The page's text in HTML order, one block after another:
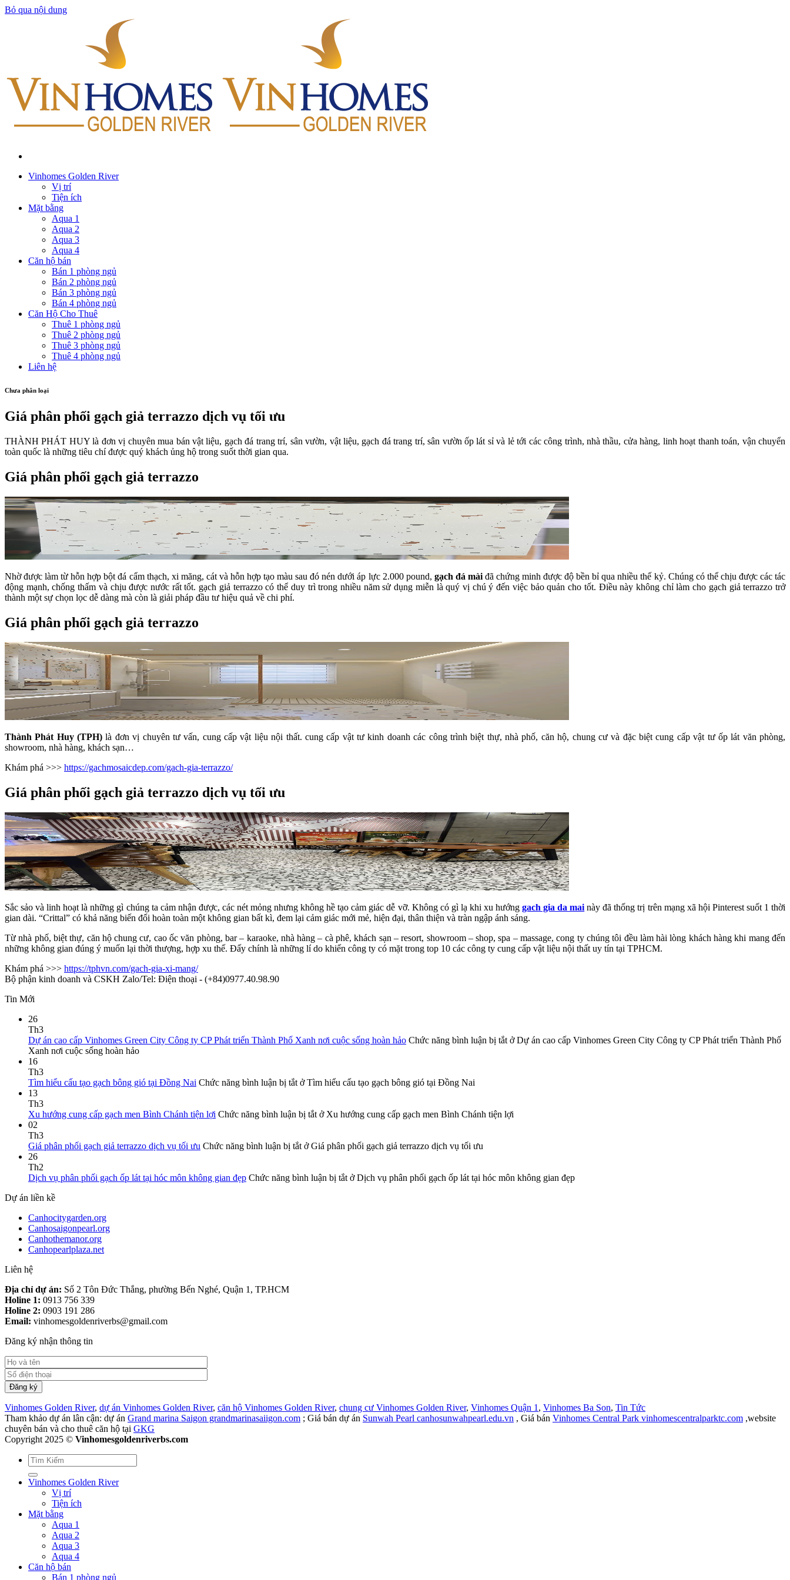
Bỏ qua nội dung
Vinhomes Golden River
Vị trí
Tiện ích
Mặt bằng
Aqua 1
Aqua 2
Aqua 3
Aqua 4
Căn hộ bán
Bán 1 phòng ngủ
Bán 2 phòng ngủ
Bán 3 phòng ngủ
Bán 4 phòng ngủ
Căn Hộ Cho Thuê
Thuê 1 phòng ngủ
Thuê 2 phòng ngủ
Thuê 3 phòng ngủ
Thuê 4 phòng ngủ
Liên hệ
Chưa phân loại
Giá phân phối gạch giả terrazzo dịch vụ tối ưu
THÀNH PHÁT HUY là đơn vị chuyên mua bán vật liệu, gạch đá trang trí, sân vườn, vật liệu, gạch đá trang trí, sân vườn ốp lát sỉ và lẻ tới các công trình, nhà thầu, cửa hàng, linh hoạt thanh toán, vận chuyển
toàn quốc là những tiêu chí được quý khách ủng hộ trong suốt thời gian qua.
Giá phân phối gạch giả terrazzo
Nhờ được làm từ hỗn hợp bột đá cẩm thạch, xi măng, cát và hỗn hợp tạo màu sau đó nén dưới áp lực 2.000 pound, gạch đá màiđã chứng minh được độ bền bỉ qua nhiều thế kỷ. Chúng có thể chịu được các tác
động mạnh, chống thấm và chịu được nước rất tốt. gạch giả terrazzo có thể duy trì trong nhiều năm sử dụng miễn là quý vị chú ý đến việc bảo quản cho tốt. Điều này không chỉ làm cho gạch giả terrazzo trở
thành một sự chọn lọc dễ dàng mà còn là giải pháp đầu tư hiệu quả về chi phí.
Giá phân phối gạch giả terrazzo
Thành Phát Huy (TPH) là đơn vị chuyên tư vấn, cung cấp vật liệu nội thất. cung cấp vật tư kinh doanh các công trình biệt thự, nhà phố, căn hộ, chung cư và đặc biệt cung cấp vật tư ốp lát văn phòng,
showroom, nhà hàng, khách sạn…
Khám phá >>> https://gachmosaicdep.com/gach-gia-terrazzo/
Giá phân phối gạch giả terrazzo dịch vụ tối ưu
Sắc sảo và linh hoạt là những gì chúng ta cảm nhận được, các nét mỏng nhưng không hề tạo cảm giác dễ vỡ. Không có gì lạ khi xu hướnggach gia da mai này đã thống trị trên mạng xã hội Pinterest suốt 1 thời
gian dài. “Crittal” có khả năng biến đổi hoàn toàn một không gian bất kì, đem lại cảm giác mới mẻ, hiện đại, thân thiện và tràn ngập ánh sáng.
Từ nhà phố, biệt thự, căn hộ chung cư, cao ốc văn phòng, bar – karaoke, nhà hàng – cà phê, khách sạn – resort, showroom – shop, spa – massage, cong ty chúng tôi đều làm hài lòng khách hàng khi mang đến
những không gian đúng ý muốn lại thời thượng, hợp xu thế. Đấy chính là những lí do khiến công ty có mặt trong top 10 các công ty cung cấp vật liệu nội thất uy tín tại TPHCM.
Khám phá >>> https://tphvn.com/gach-gia-xi-mang/
Bộ phận kinh doanh và CSKH Zalo/Tel: Điện thoại - (+84)0977.40.98.90
Tin Mới
26
Th3
Dự án cao cấp Vinhomes Green City Công ty CP Phát triển Thành Phố Xanh nơi cuộc sống hoàn hảo Chức năng bình luận bị tắt ở Dự án cao cấp Vinhomes Green City Công ty CP Phát triển Thành Phố
Xanh nơi cuộc sống hoàn hảo
16
Th3
Tìm hiểu cấu tạo gạch bông gió tại Đồng Nai Chức năng bình luận bị tắt ở Tìm hiểu cấu tạo gạch bông gió tại Đồng Nai
13
Th3
Xu hướng cung cấp gạch men Bình Chánh tiện lợi Chức năng bình luận bị tắt ở Xu hướng cung cấp gạch men Bình Chánh tiện lợi
02
Th3
Giá phân phối gạch giả terrazzo dịch vụ tối ưu Chức năng bình luận bị tắt ở Giá phân phối gạch giả terrazzo dịch vụ tối ưu
26
Th2
Dịch vụ phân phối gạch ốp lát tại hóc môn không gian đẹp Chức năng bình luận bị tắt ở Dịch vụ phân phối gạch ốp lát tại hóc môn không gian đẹp
Dự án liền kề
Canhocitygarden.org
Canhosaigonpearl.org
Canhothemanor.org
Canhopearlplaza.net
Liên hệ
Địa chỉ dự án: Số 2 Tôn Đức Thắng, phường Bến Nghé, Quận 1, TP.HCM
Holine 1: 0913 756 339
Holine 2: 0903 191 286
Email: vinhomesgoldenriverbs@gmail.com
Đăng ký nhận thông tin
Vinhomes Golden River, dự án Vinhomes Golden River, căn hộ Vinhomes Golden River, chung cư Vinhomes Golden River, Vinhomes Quận 1 , Vinhomes Ba Son, Tin Tức
Tham khảo dự án lân cận: dự án Grand marina Saigon grandmarinasaiigon.com ; Giá bán dự án Sunwah Pearl canhosunwahpearl.edu.vn , Giá bán Vinhomes Central Park vinhomescentralparktc.com ,website
chuyên bán và cho thuê căn hộ tại GKG
Copyright 2025 © Vinhomesgoldenriverbs.com
Vinhomes Golden River
Vị trí
Tiện ích
Mặt bằng
Aqua 1
Aqua 2
Aqua 3
Aqua 4
Căn hộ bán
Bán 1 phòng ngủ